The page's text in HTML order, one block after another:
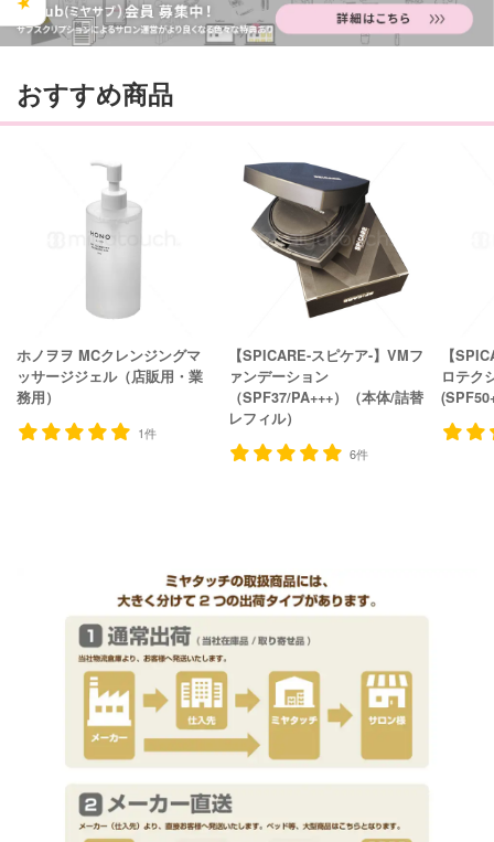
おすすめ商品
ホノヲヲ MCクレンジングマ
ッサージジェル（店販用・業
務用）
1件
【SPICARE-スピケア-】VMフ
ァンデーション
（SPF37/PA+++）（本体/詰替
レフィル）
6件
【
ロテク
★